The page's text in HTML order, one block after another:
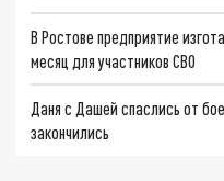
В Ростове предприятие
месяц для участников СВО
Даня с Дашей спаслись от
закончились